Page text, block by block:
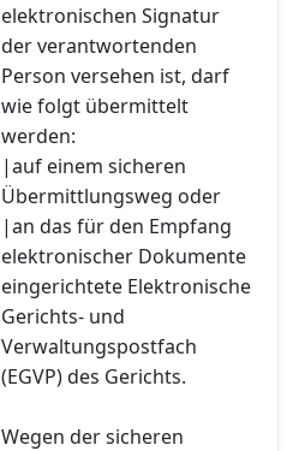
elektronischen Signatur
der verantwortenden
Person versehen ist, darf
wie folgt übermittelt
werden:
|auf einem sicheren
Übermittlungsweg oder
|an das für den Empfang
elektronischer Dokumente
eingerichtete Elektronische
Gerichts- und
Verwaltungspostfach
(EGVP) des Gerichts.
Wegen der sicheren